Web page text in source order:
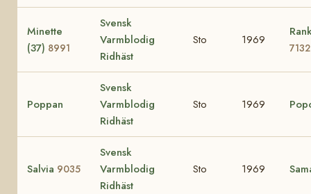
Minette
(37) 8991
Svensk
Varmblodig
Ridhäst
Sto 1969
7132
Poppan
Svensk
Varmblodig
Ridhäst
Sto 1969
Salvia 9035
Svensk
Varmblodig
Ridhäst
Sto 1969